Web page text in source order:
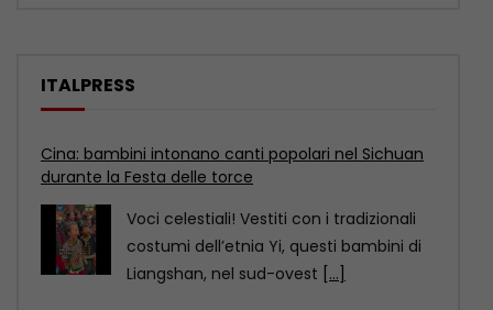
ITALPRESS
Cina: Chengdu, tre vette iconiche in un unico
panorama mozzafiato
Dopo la pioggia, a Chengdu, nel sud-
ovest della Cina, si è aperto uno
spettacolo montano[...]